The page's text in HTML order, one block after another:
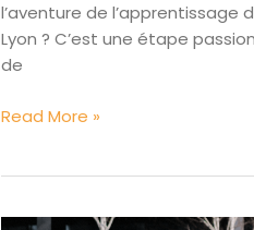
l’aventure de l’apprentissage
Lyon ? C’est une étape
de
Les
accomplir
Read More »